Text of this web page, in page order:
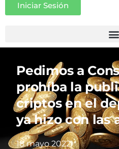
Iniciar Sesión
Pedimos a
prohíba la
criptos en el
ya hizo con las
18 mayo 2022